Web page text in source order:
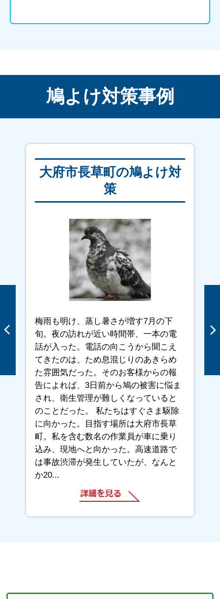
鳩よけ対策事例
大府市長草町の鳩よけ対
策
梅雨も明け、蒸し暑さが増す7月の下
旬。夜の訪れが近い時間帯、一本の電
話が入った。電話の向こうから聞こえ
てきたのは、ため息混じりのあきらめ
た雰囲気だった。そのお客様からの報
告によれば、3日前から鳩の被害に悩ま
され、衛生管理が難しくなっていると
のことだった。 私たちはすぐさま駆除
に向かった。目指す場所は大府市長草
町。私を含む数名の作業員が車に乗り
込み、現地へと向かった。高速道路で
は事故渋滞が発生していたが、なんと
か20...